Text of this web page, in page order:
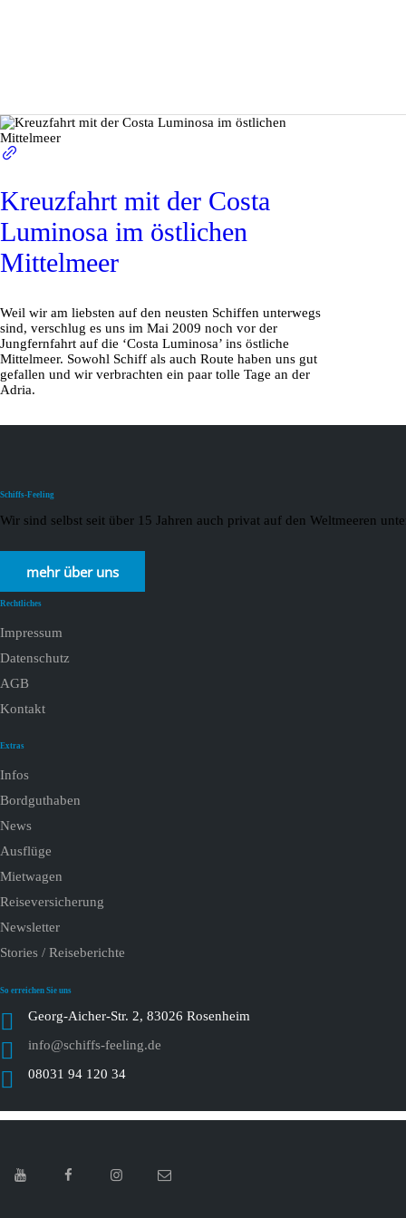
Kreuzfahrt mit der Costa
Luminosa im östlichen
Mittelmeer
Weil wir am liebsten auf den neusten Schiffen unterwegs
sind, verschlug es uns im Mai 2009 noch vor der
Jungfernfahrt auf die ‘Costa Luminosa’ ins östliche
Mittelmeer. Sowohl Schiff als auch Route haben uns gut
gefallen und wir verbrachten ein paar tolle Tage an der
Adria.
Schiffs-Feeling
Wir sind selbst seit über 15 Jahren auch privat auf den Weltmeeren
mehr über uns
Rechtliches
Impressum
Datenschutz
AGB
Kontakt
Extras
Infos
Bordguthaben
News
Ausflüge
Mietwagen
Reiseversicherung
Newsletter
Stories / Reiseberichte
So erreichen Sie uns
Georg-Aicher-Str. 2, 83026 Rosenheim
info@schiffs-feeling.de
08031 94 120 34